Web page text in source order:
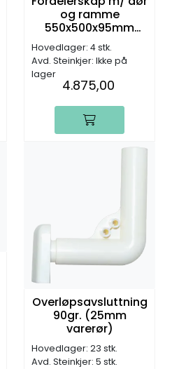
og ramme
550x500x95mm
(8+8)
Hovedlager: 4 stk.
Avd. Steinkjer: Ikke på
lager
4.875,00
Overløpsavsluttning
90gr. (25mm
varerør)
Hovedlager: 23 stk.
Avd. Steinkjer: 5 stk.